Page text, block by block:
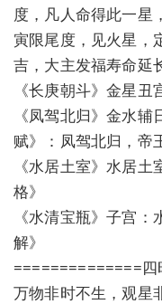
度，凡人命得此一星
寅限尾度，见火星，
吉，大主发福寿命延
《长庚朝斗》金星丑
《凤驾北归》金水
赋》：凤驾北归，帝
《水居土室》水居
格》
《水清宝瓶》子宫
解》
==============
万物非时不生，观星